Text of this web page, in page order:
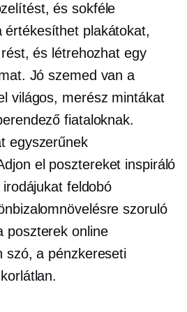
és sokféle
értékesíthet plakátokat,
és létrehozhat egy
Jó szemed van a
világos, merész mintákat
fiataloknak.
egyszerűnek
el posztereket inspiráló
feldobó
szoruló
poszterek online
szó, a pénzkereseti